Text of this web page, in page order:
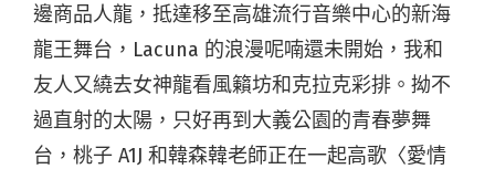
邊商品人龍，抵達移至高雄流行音樂中心的新海
龍王舞台，Lacuna 的浪漫呢喃還未開始，我和
友人又繞去女神龍看風籟坊和克拉克彩排。拗不
過直射的太陽，只好再到大義公園的青春夢舞
台，桃子 A1J 和韓森韓老師正在一起高歌〈愛情